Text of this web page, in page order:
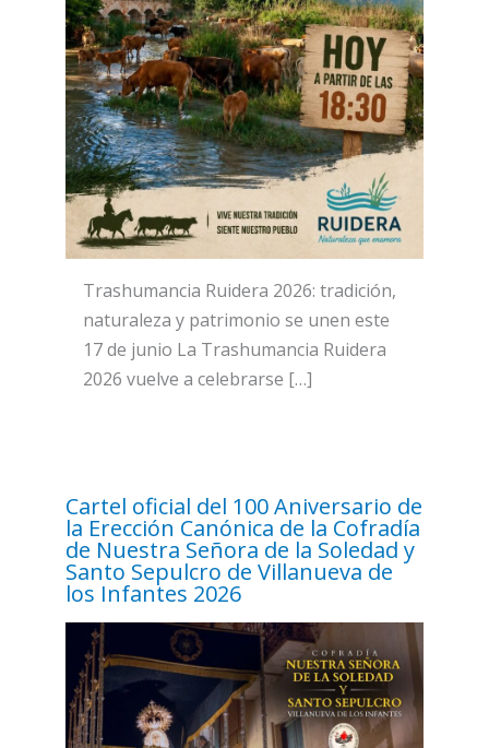
Trashumancia Ruidera 2026: tradición,
naturaleza y patrimonio se unen este
17 de junio La Trashumancia Ruidera
2026 vuelve a celebrarse […]
Cartel oficial del 100 Aniversario de
la Erección Canónica de la Cofradía
de Nuestra Señora de la Soledad y
Santo Sepulcro de Villanueva de
los Infantes 2026